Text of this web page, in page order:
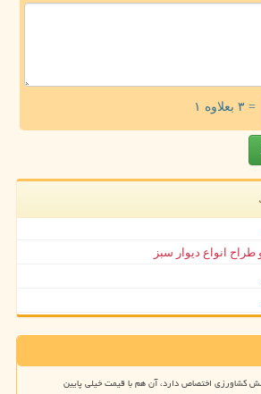
= ۳ بعلاوه ۱
انواع دیوار سبز